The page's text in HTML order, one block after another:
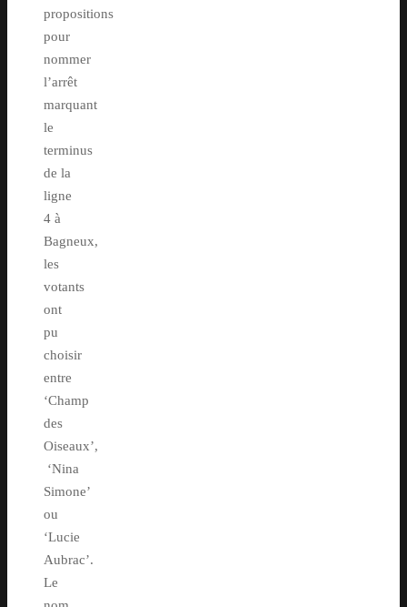
propositions
pour
nommer
l’arrêt
marquant
le
terminus
de la
ligne
4 à
Bagneux,
les
votants
ont
pu
choisir
entre
‘Champ
des
Oiseaux’,
‘Nina
Simone’
ou
‘Lucie
Aubrac’.
Le